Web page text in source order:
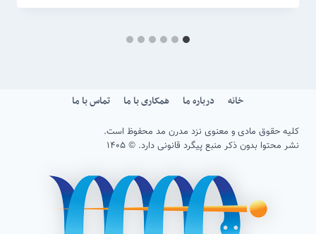
خانه درباره ما همکاری با ما تماس با ما
کلیه حقوق مادی و معنوی نزد مدرن مد محفوظ است.
نشر محتوا بدون ذکر منبع پیگرد قانونی دارد. © ۱۴۰۵